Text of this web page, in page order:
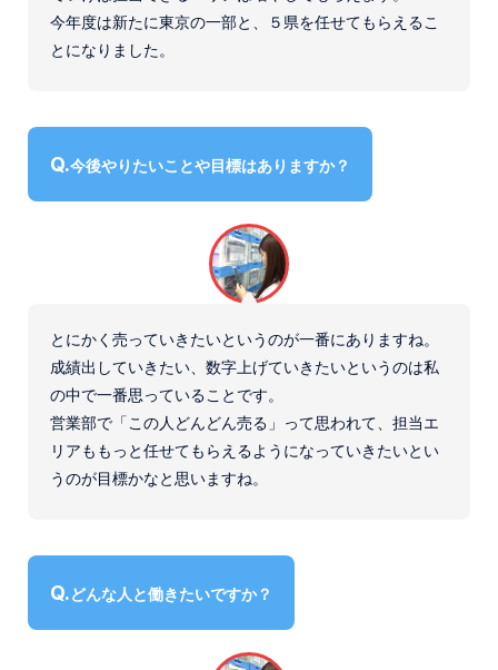
今年度は新たに東京の一部と、５県を任せてもらえるこ
とになりました。
今後やりたいことや目標はありますか？
とにかく売っていきたいというのが一番にありますね。
成績出していきたい、数字上げていきたいというのは私
の中で一番思っていることです。
営業部で「この人どんどん売る」って思われて、担当エ
リアももっと任せてもらえるようになっていきたいとい
うのが目標かなと思いますね。
どんな人と働きたいですか？